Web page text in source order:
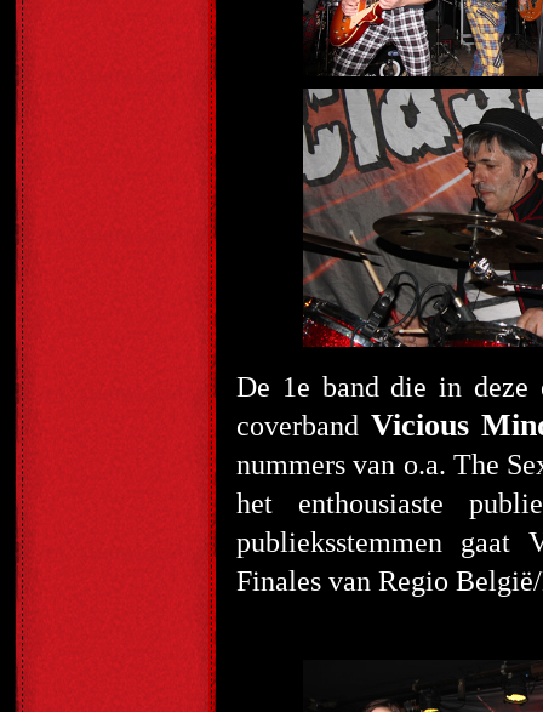
De 1e band die in deze
coverband Vicious
nummers van o.a. The
het enthousiaste
publieksstemmen gaat
Finales van Regio